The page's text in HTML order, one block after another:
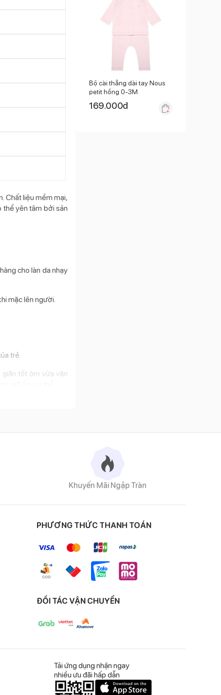
Chất liệu mềm mại,
thể yên tâm bởi sản
cho làn da nhạy
mặc lên người.
trẻ.
tốt ôm vừa vặn
Bộ cài thẳng dài tay Nous
petit hồng 0-3M
169.000đ
Khuyến Mãi Ngập Tràn
PHƯƠNG THỨC THANH TOÁN
ĐỐI TÁC VẬN CHUYỂN
Tải ứng dụng nhận ngay
nhiều ưu đãi hấp dẫn